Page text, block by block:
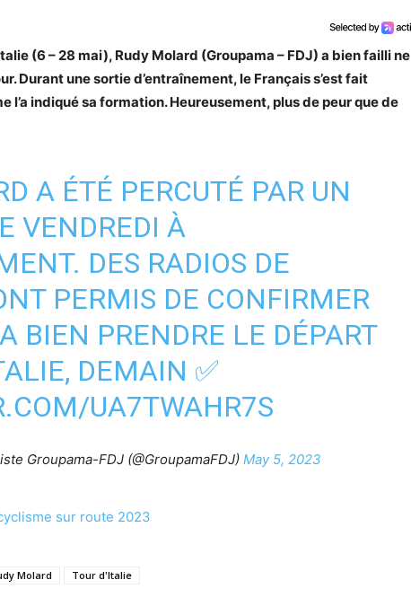
(6 – 28 mai), Rudy Molard (Groupama – FDJ) a bien failli ne
Durant une sortie d’entraînement, le Français s’est fait
l’a indiqué sa formation. Heureusement, plus de peur que de
A ÉTÉ PERCUTÉ PAR UN
VENDREDI À
DES RADIOS DE
PERMIS DE CONFIRMER
BIEN PRENDRE LE DÉPART
DEMAIN ✅
UA7TWAHR7S
Groupama-FDJ (@GroupamaFDJ) May 5, 2023
sur route 2023
Molard Tour d'Italie